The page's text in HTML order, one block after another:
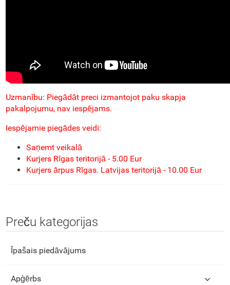
Uzmanību: Piegādāt preci izmantojot paku skapja
pakalpojumu, nav iespējams.
Iespējamie piegādes veidi:
Saņemt veikalā
Kurjers Rīgas teritorijā - 5.00 Eur
Kurjers ārpus Rīgas. Latvijas teritorijā - 10.00 Eur
Preču kategorijas
Īpašais piedāvājums
Apģērbs